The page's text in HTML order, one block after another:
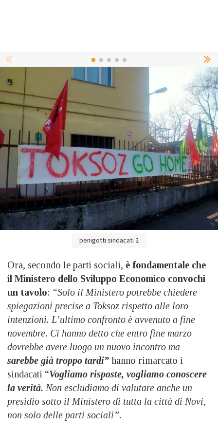
penigotti sindacati 2
Ora, secondo le parti sociali, è fondamentale che
il Ministero dello Sviluppo Economico convochi
un tavolo: “Solo il Ministero potrebbe chiedere
spiegazioni precise a Toksoz rispetto alle loro
intenzioni. L’ultimo confronto è avvenuto a fine
novembre. Ci hanno detto che entro fine marzo
dovrebbe avere luogo un nuovo incontro ma
sarebbe già troppo tardi” hanno rimarcato i
sindacati “Vogliamo risposte, vogliamo conoscere
la verità. Non escludiamo di valutare anche un
presidio sotto il Ministero di tutta la città di Novi,
non solo delle parti sociali”.